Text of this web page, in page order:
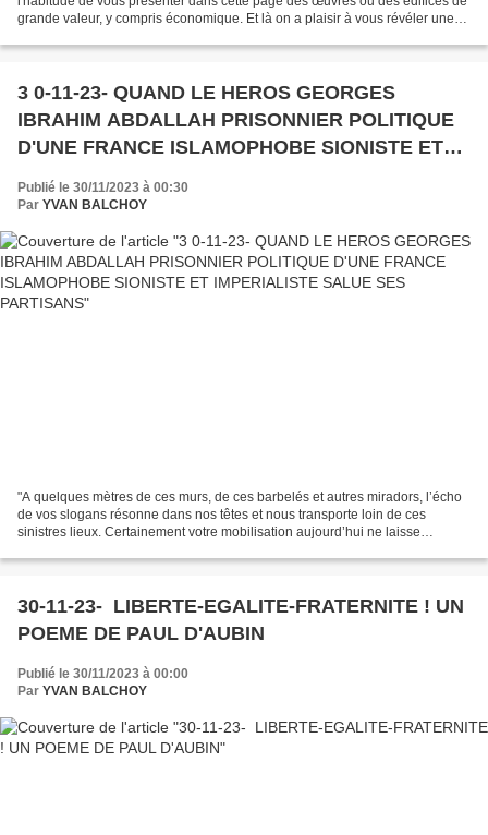
grande valeur, y compris économique. Et là on a plaisir à vous révéler une
3 0-11-23- QUAND LE HEROS GEORGES
IBRAHIM ABDALLAH PRISONNIER POLITIQUE
D'UNE FRANCE ISLAMOPHOBE SIONISTE ET
IMPERIALISTE SALUE SES PARTISANS
Publié le 30/11/2023 à 00:30
Par YVAN BALCHOY
"A quelques mètres de ces murs, de ces barbelés et autres miradors, l’écho
de vos slogans résonne dans nos têtes et nous transporte loin de ces
sinistres lieux. Certainement votre mobilisation aujourd’hui ne laisse
30-11-23- LIBERTE-EGALITE-FRATERNITE ! UN
POEME DE PAUL D'AUBIN
Publié le 30/11/2023 à 00:00
Par YVAN BALCHOY